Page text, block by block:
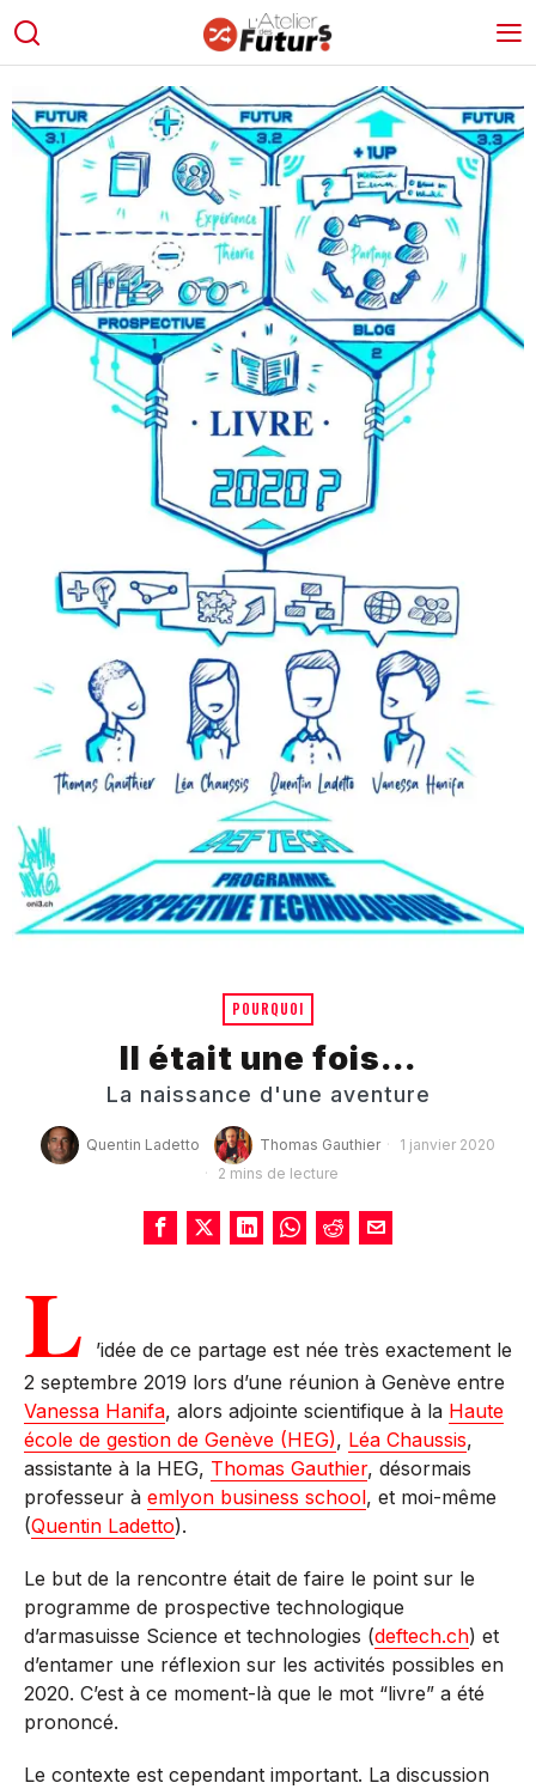
POURQUOI
Il était une fois…
La naissance d'une aventure
Quentin Ladetto Thomas Gauthier
1 janvier 2020
2 mins de lecture
L
’idée de ce partage est née très exactement le
2 septembre 2019 lors d’une réunion à Genève entre
Vanessa Hanifa, alors adjointe scientifique à la Haute
école de gestion de Genève (HEG), Léa Chaussis,
assistante à la HEG, Thomas Gauthier, désormais
professeur à emlyon business school, et moi-même
(Quentin Ladetto).
Le but de la rencontre était de faire le point sur le
programme de prospective technologique
d’armasuisse Science et technologies (deftech.ch) et
d’entamer une réflexion sur les activités possibles en
2020. C’est à ce moment-là que le mot “livre” a été
prononcé.
Le contexte est cependant important. La discussion